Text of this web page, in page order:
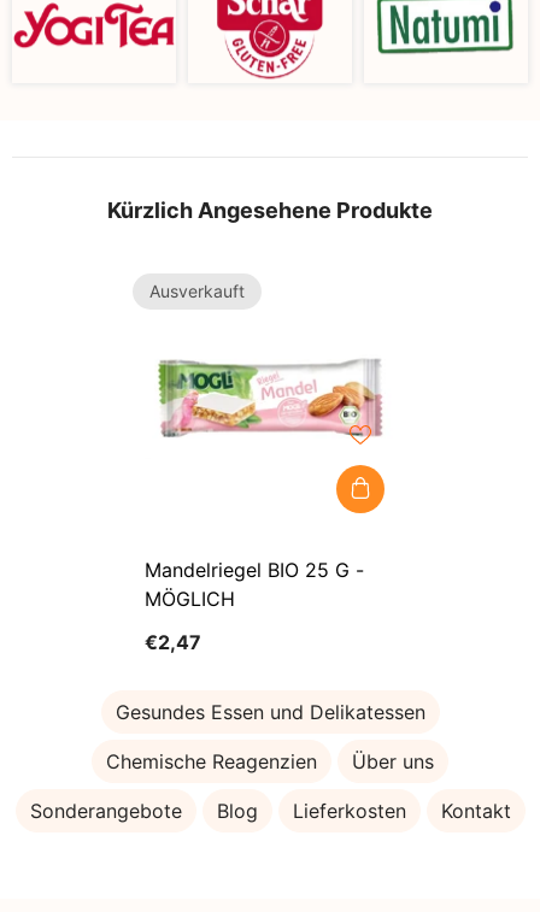
Kürzlich Angesehene Produkte
Ausverkauft
Mandelriegel BIO 25 G -
MÖGLICH
€2,47
Gesundes Essen und Delikatessen
Chemische Reagenzien Über uns
Sonderangebote Blog Lieferkosten Kontakt